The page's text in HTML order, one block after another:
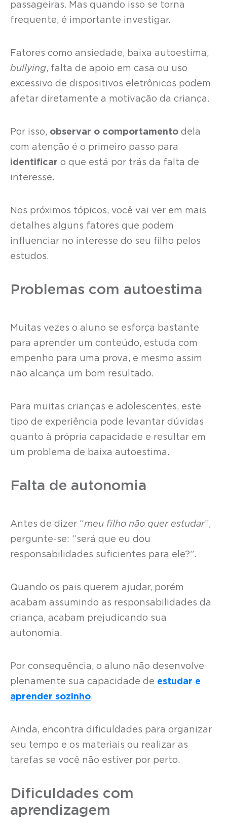
passageiras. Mas quando isso se torna
frequente, é importante investigar.
Fatores como ansiedade, baixa autoestima,
bullying, falta de apoio em casa ou uso
excessivo de dispositivos eletrônicos podem
afetar diretamente a motivação da criança.
Por isso, observar o comportamento dela
com atenção é o primeiro passo para
identificar o que está por trás da falta de
interesse.
Nos próximos tópicos, você vai ver em mais
detalhes alguns fatores que podem
influenciar no interesse do seu filho pelos
estudos.
Problemas com autoestima
Muitas vezes o aluno se esforça bastante
para aprender um conteúdo, estuda com
empenho para uma prova, e mesmo assim
não alcança um bom resultado.
Para muitas crianças e adolescentes, este
tipo de experiência pode levantar dúvidas
quanto à própria capacidade e resultar em
um problema de baixa autoestima.
Falta de autonomia
Antes de dizer “meu filho não quer estudar”,
pergunte-se: “será que eu dou
responsabilidades suficientes para ele?”.
Quando os pais querem ajudar, porém
acabam assumindo as responsabilidades da
criança, acabam prejudicando sua
autonomia.
Por consequência, o aluno não desenvolve
plenamente sua capacidade de estudar e
aprender sozinho.
Ainda, encontra dificuldades para organizar
seu tempo e os materiais ou realizar as
tarefas se você não estiver por perto.
Dificuldades com
aprendizagem